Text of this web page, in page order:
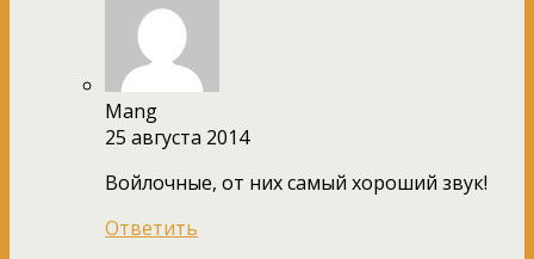
Mang
25 августа 2014
Войлочные, от них самый хороший звук!
Ответить